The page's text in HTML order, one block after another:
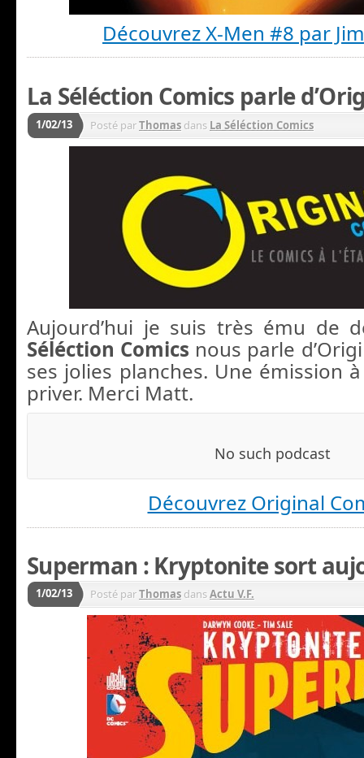
Découvrez X-Men #8 par
La Séléction Comics parle
1/02/13 Posté parThomas dans La Séléction Comics
Aujourd’hui je suis très ému de
Séléction Comics nous parle
ses jolies planches. Une émission
priver. Merci Matt.
Découvrez Original
Superman : Kryptonite sort
1/02/13 Posté parThomas dansActu V.F.